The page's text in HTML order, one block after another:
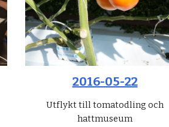
2016-05-22
Utflykt till tomatodling och
hattmuseum